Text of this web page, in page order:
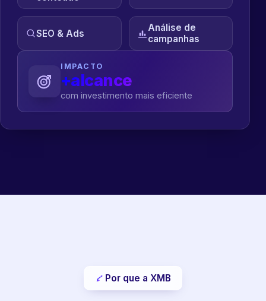
SEO & Ads
Análise de
campanhas
IMPACTO
+alcance
com investimento mais eficiente
Por que a XMB